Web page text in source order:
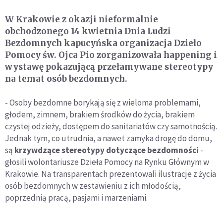
W Krakowie z okazji nieformalnie
obchodzonego 14 kwietnia Dnia Ludzi
Bezdomnych kapucyńska organizacja Dzieło
Pomocy św. Ojca Pio zorganizowała happening i
wystawę pokazującą przełamywane stereotypy
na temat osób bezdomnych.
- Osoby bezdomne borykają się z wieloma problemami,
głodem, zimnem, brakiem środków do życia, brakiem
czystej odzieży, dostępem do sanitariatów czy samotnością.
Jednak tym, co utrudnia, a nawet zamyka drogę do domu,
są krzywdzące stereotypy dotyczące bezdomności -
głosili wolontariusze Dzieła Pomocy na Rynku Głównym w
Krakowie. Na transparentach prezentowali ilustracje z życia
osób bezdomnych w zestawieniu z ich młodością,
poprzednią pracą, pasjami i marzeniami.